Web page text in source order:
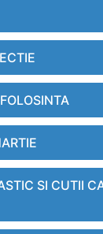
SI CUTII